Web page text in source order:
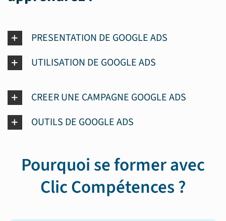
PRESENTATION DE GOOGLE ADS
UTILISATION DE GOOGLE ADS
CREER UNE CAMPAGNE GOOGLE ADS
OUTILS DE GOOGLE ADS
Pourquoi se former avec
Clic Compétences ?